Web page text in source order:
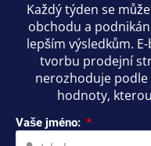
Každý týden se
obchodu a
lepším výsledkům.
tvorbu prodejní
nerozhoduje podle
hodnoty,
Vaše jméno: